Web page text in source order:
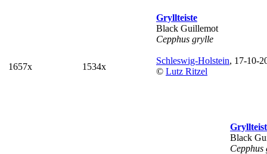
1657x 1534x
Gryllteiste
Black Guillemot
Cepphus grylle
Schleswig-Holstein, 17-10-
© Lutz Ritzel
Black
Cepphus